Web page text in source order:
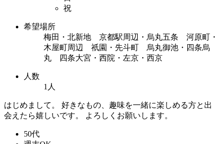
祝
希望場所
梅田・北新地 京都駅周辺・烏丸五条 河原町・
木屋町周辺 祇園・先斗町 烏丸御池・四条烏
丸 四条大宮・西院・左京・西京
人数
1人
はじめまして。 好きなもの、趣味を一緒に楽しめる方と出
会えたら嬉しいです。 よろしくお願いします。
50代